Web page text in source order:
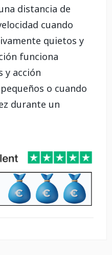
distancia de
cuando
quietos y
funciona
y acción
o cuando
durante un